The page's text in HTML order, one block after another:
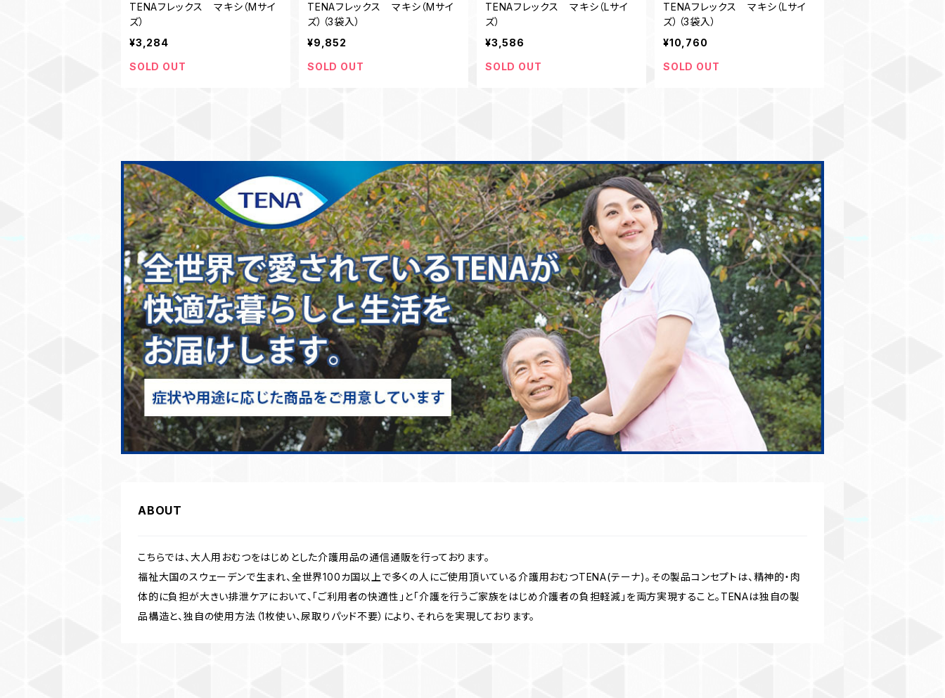
TENAフレックス マキシ（Mサイ
ズ）
¥3,284
SOLD OUT
TENAフレックス マキシ（Mサイ
ズ）（3袋入）
¥9,852
SOLD OUT
TENAフレックス マキシ（Lサイ
ズ）
¥3,586
SOLD OUT
TENAフレックス マキシ（Lサイ
ズ）（3袋入）
¥10,760
SOLD OUT
ABOUT
こちらでは、大人用おむつをはじめとした介護用品の通信通販を行っております。
福祉大国のスウェーデンで生まれ、全世界100カ国以上で多くの人にご使用頂いている介護用おむつTENA(テーナ)。その製品コンセプトは、精神的・肉
体的に負担が大きい排泄ケアにおいて、「ご利用者の快適性」と「介護を行うご家族をはじめ介護者の負担軽減」を両方実現すること。TENAは独自の製
品構造と、独自の使用方法（1枚使い、尿取りパッド不要）により、それらを実現しております。